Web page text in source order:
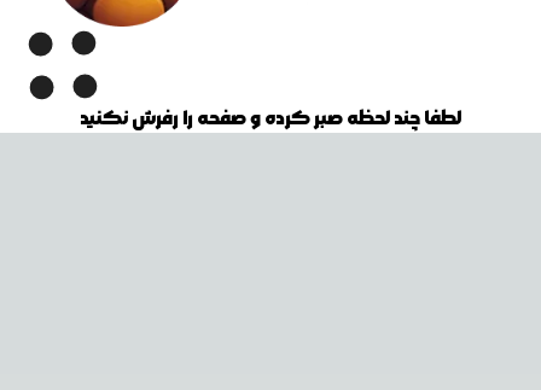
لطفا چند لحظه صبر کرده و صفحه را رفرش نکنید